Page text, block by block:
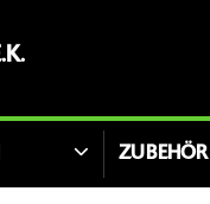
ZUBEHÖR